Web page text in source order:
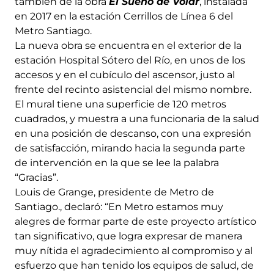
en 2017 en la estación Cerrillos de Línea 6 del
Metro Santiago.
La nueva obra se encuentra en el exterior de la
estación Hospital Sótero del Río, en unos de los
accesos y en el cubículo del ascensor, justo al
frente del recinto asistencial del mismo nombre.
El mural tiene una superficie de 120 metros
cuadrados, y muestra a una funcionaria de la salud
en una posición de descanso, con una expresión
de satisfacción, mirando hacia la segunda parte
de intervención en la que se lee la palabra
“Gracias”.
Louis de Grange, presidente de Metro de
Santiago., declaró: “En Metro estamos muy
alegres de formar parte de este proyecto artístico
tan significativo, que logra expresar de manera
muy nítida el agradecimiento al compromiso y al
esfuerzo que han tenido los equipos de salud, de